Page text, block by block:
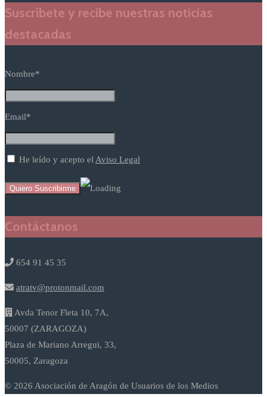
Suscríbete y recibe nuestras noticias
destacadas
Nombre*
Email*
He leído y acepto el Aviso Legal
Contáctanos
654 91 45 35
atratv@protonmail.com
Avda Tenor Fleta 10, 7A,
50007 (ZARAGOZA)
Plaza de Mariano Arregui, 33,
50005, Zaragoza
© 2026 Asociación de Aragón de Usuarios de los Medios